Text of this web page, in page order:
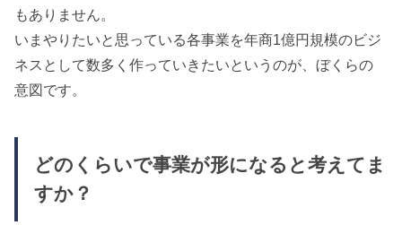
もありません。
いまやりたいと思っている各事業を年商1億円規模のビジ
ネスとして数多く作っていきたいというのが、ぼくらの
意図です。
どのくらいで事業が形になると考えてま
すか？